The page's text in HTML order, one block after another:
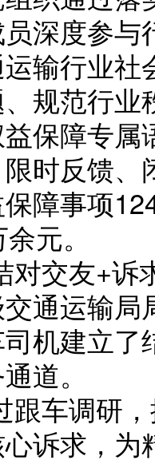
深度参
行业社
规范行
保障专
时反馈
障事项
元。
交友+诉
通运输
机建立
道。
车调研，
诉求，